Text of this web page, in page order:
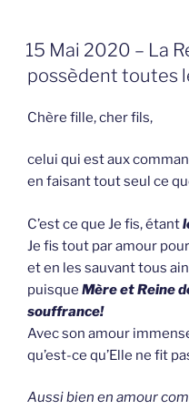
GEPLAATST
OP
15 Mai 2020 – La
possèdent toutes
Chère fille, cher fils,
celui qui est aux
en faisant tout seul ce
C’est ce que Je fis, étant
Je fis tout par amour
et en les sauvant tous
puisque Mère et Reine
souffrance!
Avec son amour
qu’est-ce qu’Elle ne fit
Aussi bien en amour